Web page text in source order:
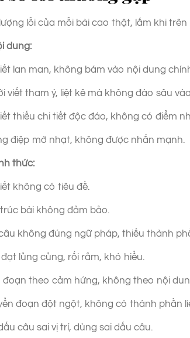
lỗi của mỗi bài cao thật, lắm khi
dung:
lan man, không bám vào nội dung
viết tham ý, liệt kê mà không đào sâu
thiếu chi tiết độc đáo, không có điểm
điệp mờ nhạt, không được nhấn mạnh.
thức:
không có tiêu đề.
bài không đảm bảo.
không đúng ngữ pháp, thiếu thành
đạt lủng củng, rối rắm, khó hiểu.
đoạn theo cảm hứng, không theo nội
đoạn đột ngột, không có thành phần
câu sai vị trí, dùng sai dấu câu.